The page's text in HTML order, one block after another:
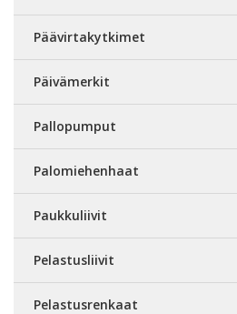
Päävirtakytkimet
Päivämerkit
Pallopumput
Palomiehenhaat
Paukkuliivit
Pelastusliivit
Pelastusrenkaat